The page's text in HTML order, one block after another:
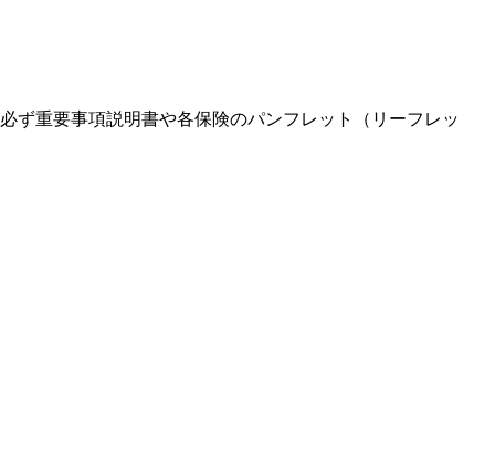
ず重要事項説明書や各保険のパンフレット（リーフレッ